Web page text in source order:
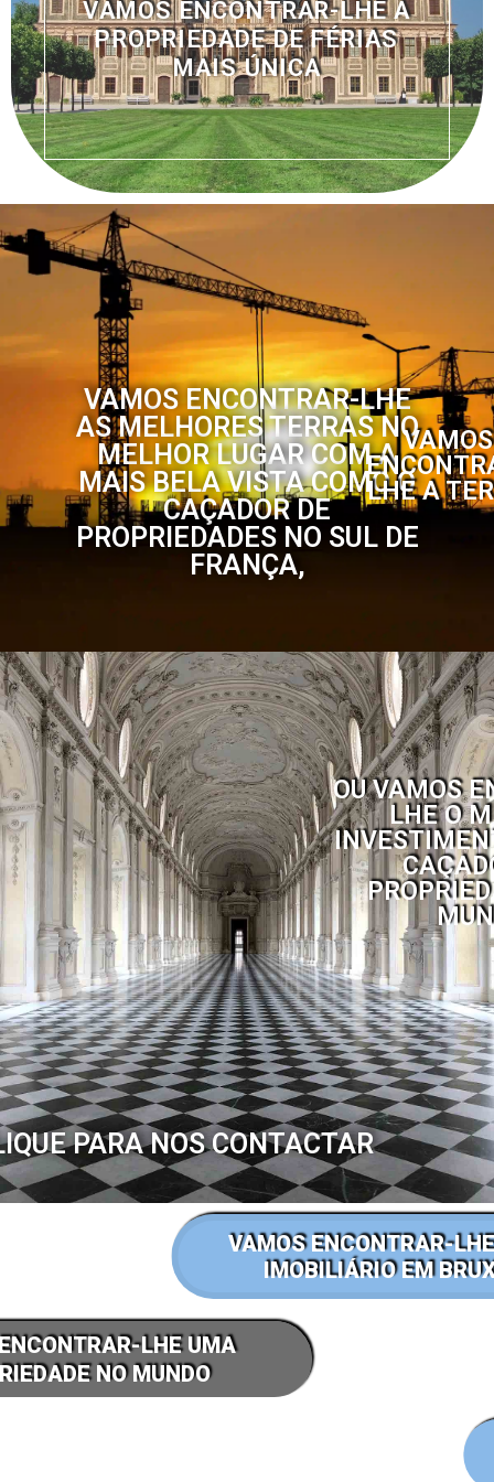
VAMOS ENCONTRAR-LHE A
PROPRIEDADE DE FÉRIAS
MAIS ÚNICA
VAMOS ENCONTRAR-LHE
AS MELHORES TERRAS NO
MELHOR LUGAR COM A
MAIS BELA VISTA COMO O
CAÇADOR DE
PROPRIEDADES NO SUL DE
FRANÇA,
VAMOS
LHE A
OU VAMOS
LHE O
PARA NOS CONTACTAR
FALE CONOSCO
VAMOS ENCONTRAR-
IMOBILIÁRIO EM
LHE UMA
NO MUNDO